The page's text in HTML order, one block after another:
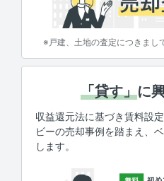
※戸建、土地の査定につきまし
「貸す」に
収益還元法に基づき賃料設
ビーの売却事例を踏まえ、
します。